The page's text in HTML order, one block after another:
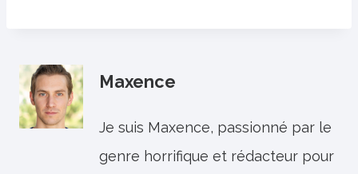
Maxence
Je suis Maxence, passionné par le
genre horrifique et rédacteur pour